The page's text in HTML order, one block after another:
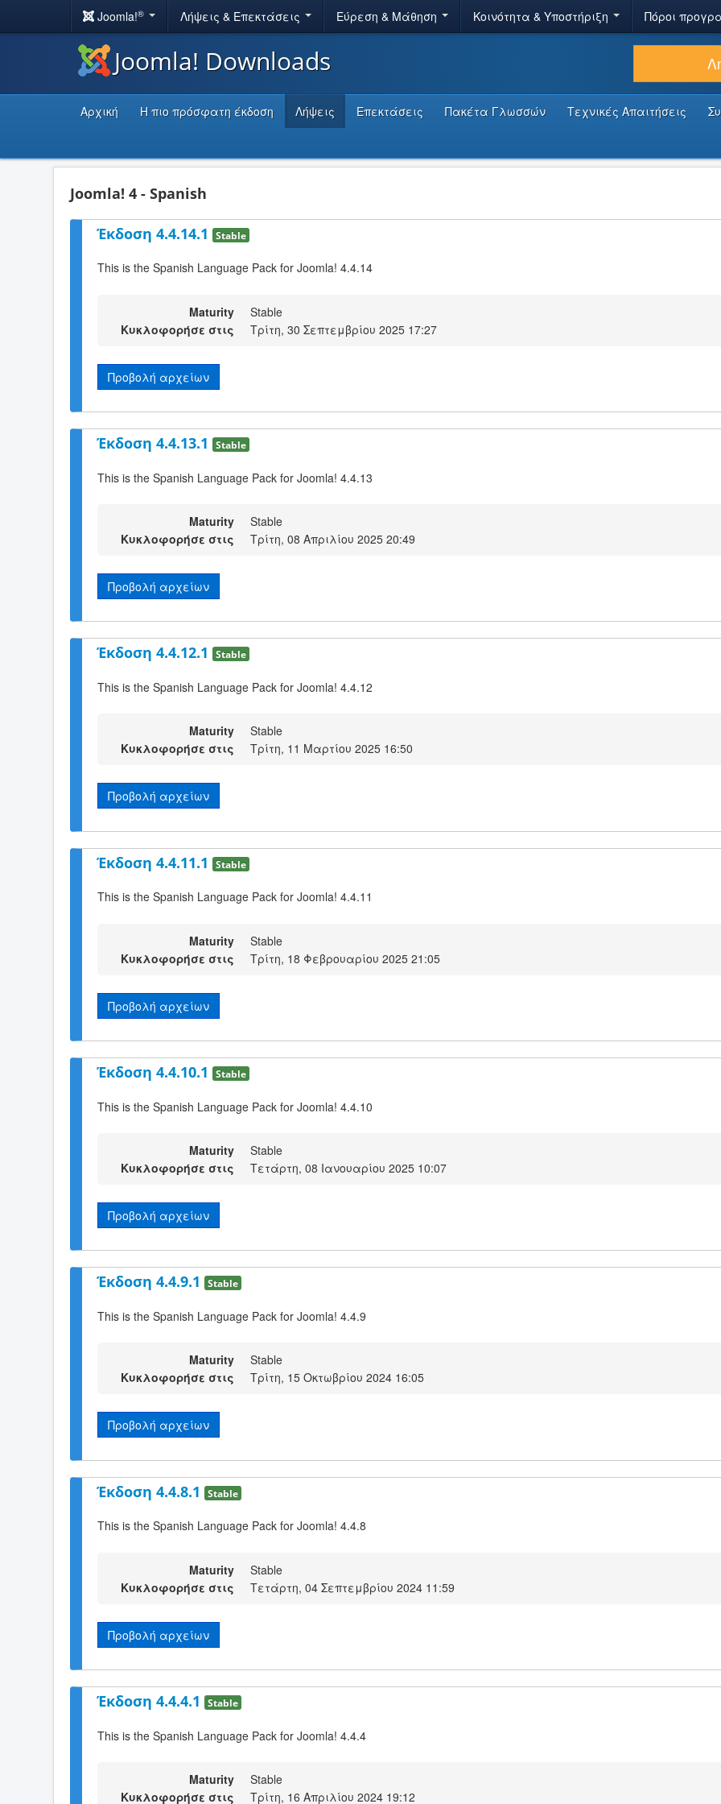
Joomla!® Λήψεις & Επεκτάσεις Εύρεση & Μάθηση Κοινότητα & Υποστήριξη Πόροι
Joomla! Downloads
Αρχική Η πιο πρόσφατη έκδοση Λήψεις Επεκτάσεις Πακέτα Γλωσσών Τεχνικές Απαιτήσεις
Joomla! 4 - Spanish
Έκδοση 4.4.14.1 Stable
This is the Spanish Language Pack for Joomla! 4.4.14
Maturity
Stable
Κυκλοφορήσε στις
Τρίτη, 30 Σεπτεμβρίου 2025 17:27
Προβολή αρχείων
Έκδοση 4.4.13.1 Stable
This is the Spanish Language Pack for Joomla! 4.4.13
Maturity
Stable
Κυκλοφορήσε στις
Τρίτη, 08 Απριλίου 2025 20:49
Προβολή αρχείων
Έκδοση 4.4.12.1 Stable
This is the Spanish Language Pack for Joomla! 4.4.12
Maturity
Stable
Κυκλοφορήσε στις
Τρίτη, 11 Μαρτίου 2025 16:50
Προβολή αρχείων
Έκδοση 4.4.11.1 Stable
This is the Spanish Language Pack for Joomla! 4.4.11
Maturity
Stable
Κυκλοφορήσε στις
Τρίτη, 18 Φεβρουαρίου 2025 21:05
Προβολή αρχείων
Έκδοση 4.4.10.1 Stable
This is the Spanish Language Pack for Joomla! 4.4.10
Maturity
Stable
Κυκλοφορήσε στις
Τετάρτη, 08 Ιανουαρίου 2025 10:07
Προβολή αρχείων
Έκδοση 4.4.9.1 Stable
This is the Spanish Language Pack for Joomla! 4.4.9
Maturity
Stable
Κυκλοφορήσε στις
Τρίτη, 15 Οκτωβρίου 2024 16:05
Προβολή αρχείων
Έκδοση 4.4.8.1 Stable
This is the Spanish Language Pack for Joomla! 4.4.8
Maturity
Stable
Κυκλοφορήσε στις
Τετάρτη, 04 Σεπτεμβρίου 2024 11:59
Προβολή αρχείων
Έκδοση 4.4.4.1 Stable
This is the Spanish Language Pack for Joomla! 4.4.4
Maturity
Stable
Κυκλοφορήσε στις
Τρίτη, 16 Απριλίου 2024 19:12